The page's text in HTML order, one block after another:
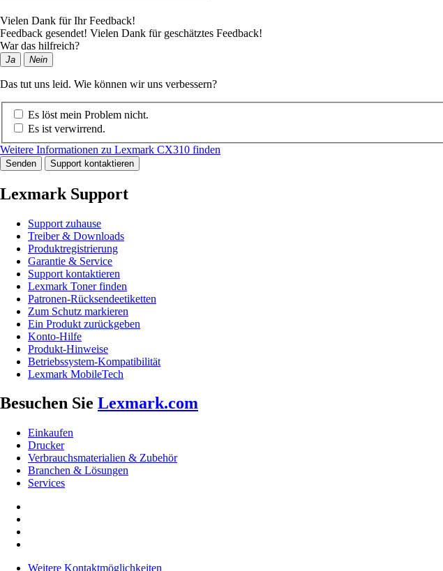
Vielen Dank für Ihr Feedback!
Feedback gesendet! Vielen Dank für geschätztes Feedback!
War das hilfreich?
Ja Nein
Das tut uns leid. Wie können wir uns verbessern?
Es löst mein Problem nicht.
Es ist verwirrend.
Weitere Informationen zu Lexmark CX310 finden
Senden Support kontaktieren
Lexmark Support
Support zuhause
Treiber & Downloads
Produktregistrierung
Garantie & Service
Support kontaktieren
Lexmark Toner finden
Patronen-Rücksendeetiketten
Zum Schutz markieren
Ein Produkt zurückgeben
Konto-Hilfe
Produkt-Hinweise
Betriebssystem-Kompatibilität
Lexmark MobileTech
Besuchen Sie Lexmark.com
Einkaufen
Drucker
Verbrauchsmaterialien & Zubehör
Branchen & Lösungen
Services
Weitere Kontaktmöglichkeiten